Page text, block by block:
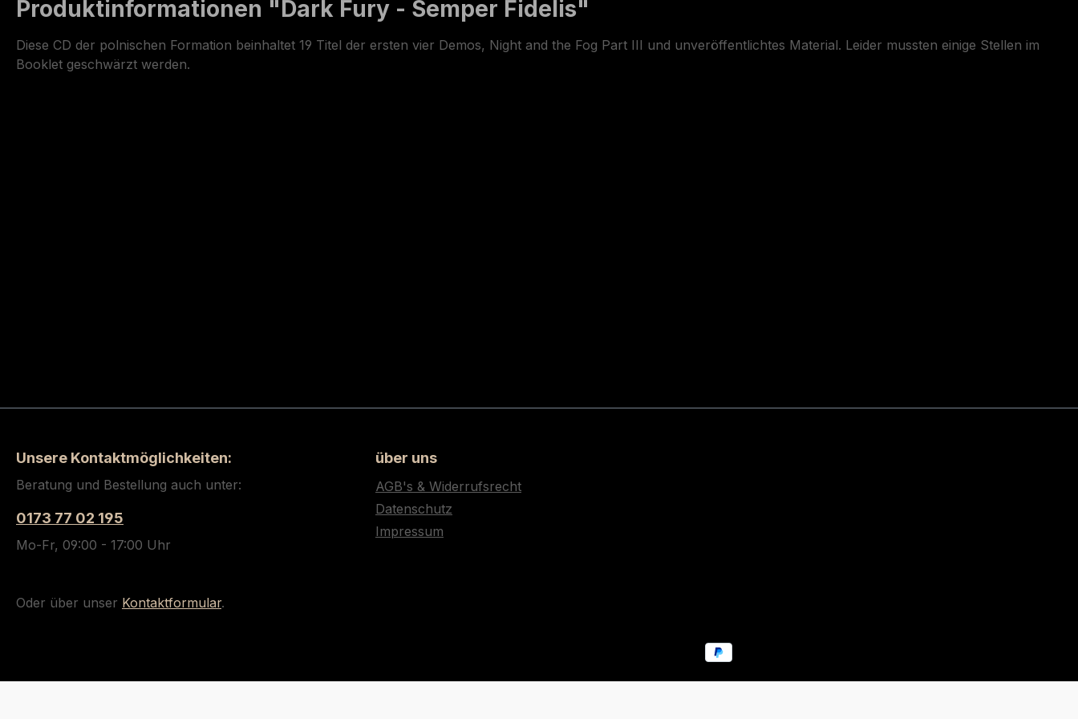
Produktinformationen "Dark Fury - Semper Fidelis"
Diese CD der polnischen Formation beinhaltet 19 Titel der ersten vier Demos, Night and the Fog Part III und unveröffentlichtes Material. Leider mussten einige Stellen im
Booklet geschwärzt werden.
Unsere Kontaktmöglichkeiten:
Beratung und Bestellung auch unter:
0173 77 02 195
Mo-Fr, 09:00 - 17:00 Uhr
Oder über unser Kontaktformular.
über uns
AGB's & Widerrufsrecht
Datenschutz
Impressum